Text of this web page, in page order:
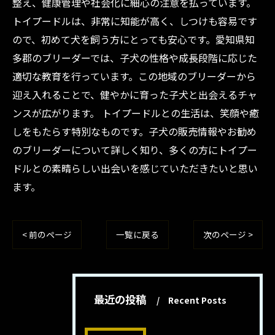
トイプードルは、非常に知能が高く、しつけも容易です
ので、初めて犬を飼う方にとっても安心です。愛知県知
多郡のブリーダーでは、子犬の性格や成長段階に応じた
適切な教育を行っています。この地域のブリーダーから
迎え入れることで、健やかに育った子犬と出会えるチャ
ンスが広がります。 トイプードルとの生活は、笑顔や癒
しをもたらす特別なものです。子犬の販売情報やお勧め
のブリーダーについて詳しく知り、多くの方にトイプー
ドルとの素晴らしい出会いを感じていただきたいと思い
ます。
< 前のページ 一覧に戻る 次のページ >
最近の投稿 Recent Posts